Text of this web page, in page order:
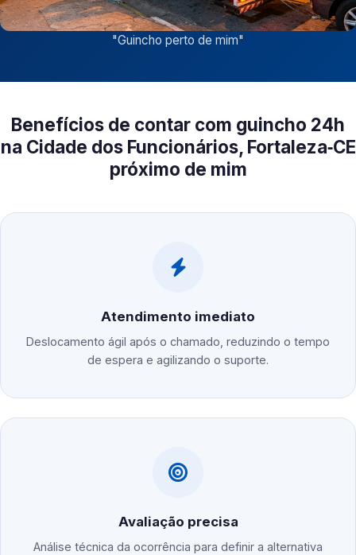
"Guincho perto de mim"
Benefícios de contar com guincho 24h
na Cidade dos Funcionários, Fortaleza‑CE
próximo de mim
Atendimento imediato
Deslocamento ágil após o chamado, reduzindo o tempo
de espera e agilizando o suporte.
Avaliação precisa
Análise técnica da ocorrência para definir a alternativa